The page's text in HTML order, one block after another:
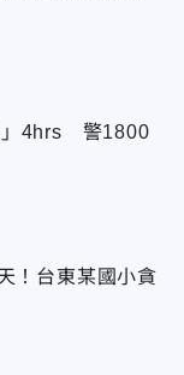
」4hrs 警1800
！台東某國小貪